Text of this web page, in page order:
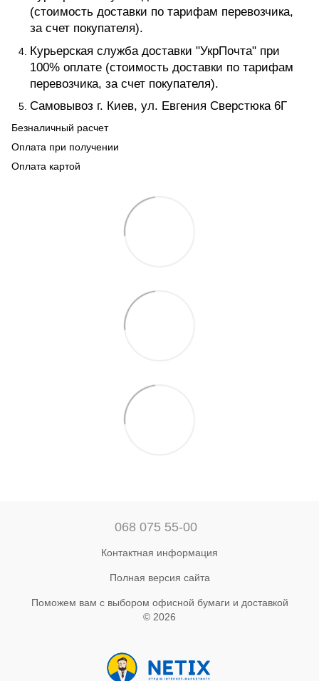
(стоимость доставки по тарифам перевозчика,
за счет покупателя).
Курьерская служба доставки "УкрПочта" при
100% оплате (стоимость доставки по тарифам
перевозчика, за счет покупателя).
Самовывоз г. Киев, ул. Евгения Сверстюка 6Г
Безналичный расчет
Оплата при получении
Оплата картой
068 075 55-00
Контактная информация
Полная версия сайта
Поможем вам с выбором офисной бумаги и доставкой
© 2026